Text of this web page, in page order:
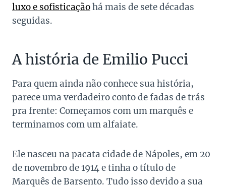
luxo e sofisticaçãohá mais de sete décadas
seguidas.
A história de Emilio Pucci
Para quem ainda não conhece sua história,
parece uma verdadeiro conto de fadas de trás
pra frente: Começamos com um marquês e
terminamos com um alfaiate.
Ele nasceu na pacata cidade de Nápoles, em 20
de novembro de 1914 e tinha o título de
Marquês de Barsento. Tudo isso devido a sua